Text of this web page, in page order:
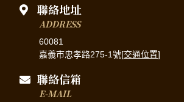
聯絡地址
ADDRESS
60081
嘉義市忠孝路275-1號[交通位置]
聯絡信箱
E-MAIL